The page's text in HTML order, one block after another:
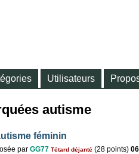
Utilisateurs
autisme
féminin
par GG77 Tétard déjanté (28 points)